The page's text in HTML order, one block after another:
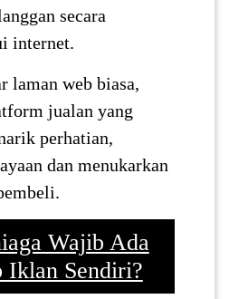
secara
internet.
laman web biasa,
jualan yang
perhatian,
dan menukarkan
Wajib Ada
Iklan Sendiri?